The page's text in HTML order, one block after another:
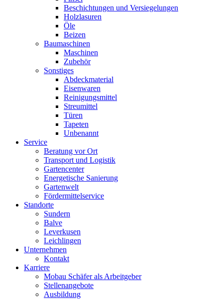
Beschichtungen und Versiegelungen
Holzlasuren
Öle
Beizen
Baumaschinen
Maschinen
Zubehör
Sonstiges
Abdeckmaterial
Eisenwaren
Reinigungsmittel
Streumittel
Türen
Tapeten
Unbenannt
Service
Beratung vor Ort
Transport und Logistik
Gartencenter
Energetische Sanierung
Gartenwelt
Fördermittelservice
Standorte
Sundern
Balve
Leverkusen
Leichlingen
Unternehmen
Kontakt
Karriere
Mobau Schäfer als Arbeitgeber
Stellenangebote
Ausbildung